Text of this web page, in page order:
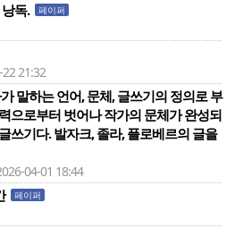
독. 페이퍼
21:32
말하는 언어, 문체, 글쓰기의 정의로 부
으로부터 벗어나 작가의 문체가 완성되
쓰기다. 발자크, 졸라, 플로베르의 글을
04-01 18:44
페이퍼